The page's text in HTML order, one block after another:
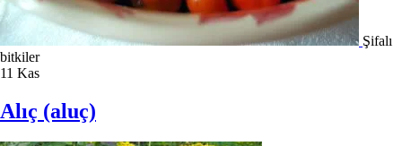
Şifalı
bitkiler
11 Kas
Alıç (aluç)